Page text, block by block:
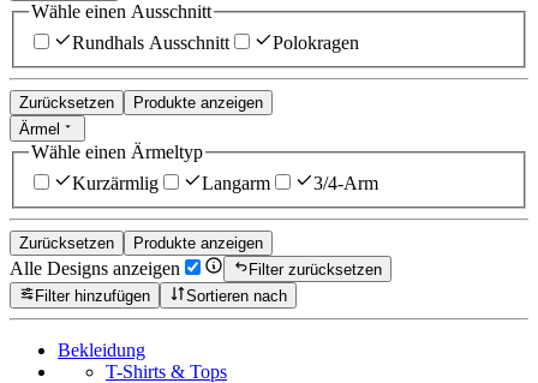
Wähle einen Ausschnitt
Rundhals Ausschnitt
Polokragen
Zurücksetzen
Produkte anzeigen
Ärmel
Wähle einen Ärmeltyp
Kurzärmlig
Langarm 3/4-Arm
Zurücksetzen Produkte anzeigen
Alle Designs anzeigen
Filter zurücksetzen
Filter hinzufügen
Sortieren nach
Bekleidung
T-Shirts & Tops